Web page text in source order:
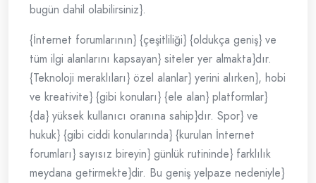
bugün dahil olabilirsiniz}.
{İnternet forumlarının} {çeşitliliği} {oldukça geniş} ve
tüm ilgi alanlarını kapsayan} siteler yer almakta}dır.
{Teknoloji meraklıları} özel alanlar} yerini alırken}, hobi
ve kreativite} {gibi konuları} {ele alan} platformlar}
{da} yüksek kullanıcı oranına sahip}dır. Spor} ve
hukuk} {gibi ciddi konularında} {kurulan İnternet
forumları} sayısız bireyin} günlük rutininde} farklılık
meydana getirmekte}dir. Bu geniş yelpaze nedeniyle}